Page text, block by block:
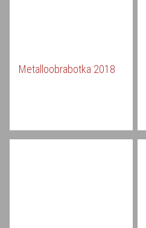
Metalloobrabotka 2018